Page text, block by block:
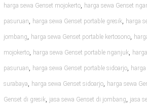
harga sewa Genset mojokerto, harga sewa Genset
pasuruan, harga sewa Genset portable gresik, harga
jombang, harga sewa Genset portable kertosono,
mojokerto, harga sewa Genset portable nganjuk,
pasuruan, harga sewa Genset portable sidoarjo,
surabaya, harga sewa Genset sidoarjo, harga sewa
Genset di gresik, jasa sewa Genset di jombang, jasa